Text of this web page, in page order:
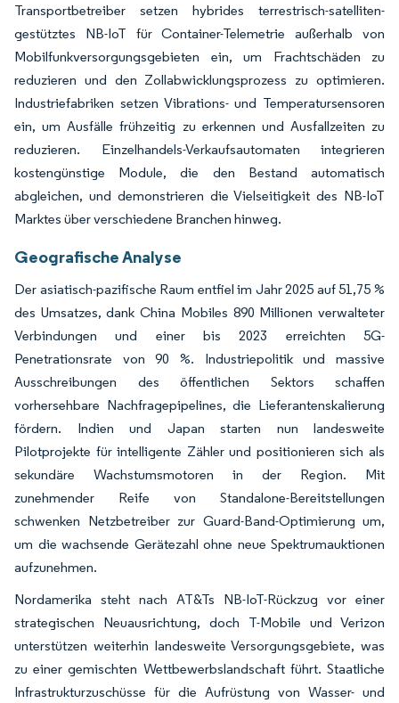
Transportbetreiber setzen hybrides terrestrisch-satelliten-
gestütztes NB-IoT für Container-Telemetrie außerhalb von
Mobilfunkversorgungsgebieten ein, um Frachtschäden zu
reduzieren und den Zollabwicklungsprozess zu optimieren.
Industriefabriken setzen Vibrations- und Temperatursensoren
ein, um Ausfälle frühzeitig zu erkennen und Ausfallzeiten zu
reduzieren. Einzelhandels-Verkaufsautomaten integrieren
kostengünstige Module, die den Bestand automatisch
abgleichen, und demonstrieren die Vielseitigkeit des NB-IoT
Marktes über verschiedene Branchen hinweg.
Geografische Analyse
Der asiatisch-pazifische Raum entfiel im Jahr 2025 auf 51,75 %
des Umsatzes, dank China Mobiles 890 Millionen verwalteter
Verbindungen und einer bis 2023 erreichten 5G-
Penetrationsrate von 90 %. Industriepolitik und massive
Ausschreibungen des öffentlichen Sektors schaffen
vorhersehbare Nachfragepipelines, die Lieferantenskalierung
fördern. Indien und Japan starten nun landesweite
Pilotprojekte für intelligente Zähler und positionieren sich als
sekundäre Wachstumsmotoren in der Region. Mit
zunehmender Reife von Standalone-Bereitstellungen
schwenken Netzbetreiber zur Guard-Band-Optimierung um,
um die wachsende Gerätezahl ohne neue Spektrumauktionen
aufzunehmen.
Nordamerika steht nach AT&Ts NB-IoT-Rückzug vor einer
strategischen Neuausrichtung, doch T-Mobile und Verizon
unterstützen weiterhin landesweite Versorgungsgebiete, was
zu einer gemischten Wettbewerbslandschaft führt. Staatliche
Infrastrukturzuschüsse für die Aufrüstung von Wasser- und